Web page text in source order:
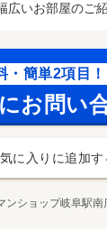
いお部屋の
・簡単2項目！
お問い
に入りに追加す
ンショップ岐阜駅